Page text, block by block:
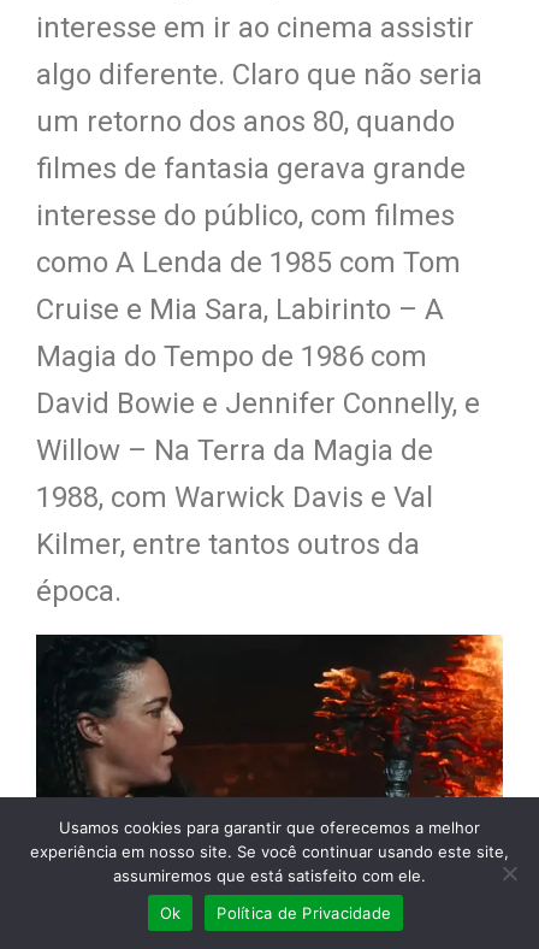
interesse em ir ao cinema assistir
algo diferente. Claro que não seria
um retorno dos anos 80, quando
filmes de fantasia gerava grande
interesse do público, com filmes
como A Lenda de 1985 com Tom
Cruise e Mia Sara, Labirinto – A
Magia do Tempo de 1986 com
David Bowie e Jennifer Connelly, e
Willow – Na Terra da Magia de
1988, com Warwick Davis e Val
Kilmer, entre tantos outros da
época.
Afirmo de coração, que este novo
Usamos cookies para garantir que oferecemos a melhor
experiência em nosso site. Se você continuar usando este site,
assumiremos que está satisfeito com ele.
Ok
Política de Privacidade